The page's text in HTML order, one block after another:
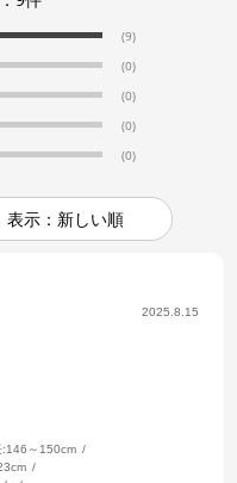
(9)
(0)
(0)
(0)
(0)
表示：新しい順
2025.8.15
:146～150cm